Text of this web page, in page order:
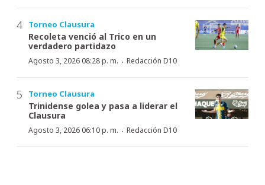
Torneo Clausura
Recoleta venció al Trico en un
verdadero partidazo
Agosto 3, 2026 08:28 p. m. · Redacción D10
Torneo Clausura
Trinidense golea y pasa a liderar el
Clausura
Agosto 3, 2026 06:10 p. m. · Redacción D10